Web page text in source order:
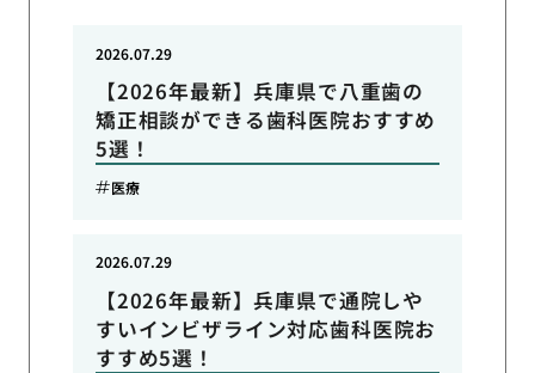
【2026年最新】兵庫県で八重歯の
矯正相談ができる歯科医院おすすめ
5選！
2026.07.29
医療
【2026年最新】兵庫県で通院しや
すいインビザライン対応歯科医院お
すすめ5選！
2026.07.29